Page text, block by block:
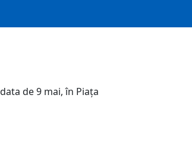
de 9 mai, în Piața